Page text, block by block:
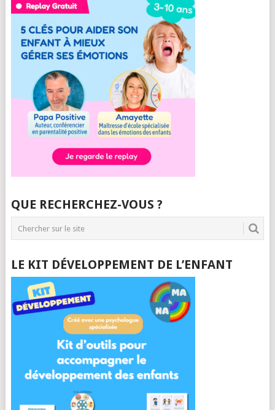
QUE RECHERCHEZ-VOUS ?
LE KIT DÉVELOPPEMENT DE L’ENFANT